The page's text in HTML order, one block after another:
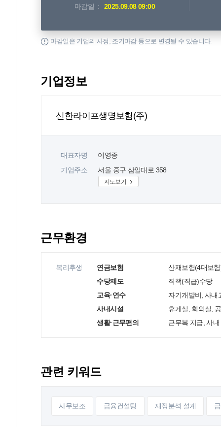
마감일 2025.09.08 09:00
마감일은 기업의 사정, 조기마감 등으로 변경될 수 있습니다.
기업정보
신한라이프생명보험(주)
대표자명
이영종
기업주소
서울 중구 삼일대로 358
지도보기
근무환경
복리후생 연금보험
산재보험(4대보
수당제도
직책(직급)수당
교육·연수
자기개발비, 사내
사내시설
휴게실, 회의실,
생활·근무편의
근무복 지급, 사
관련 키워드
사무보조 금융컨설팅 재정분석.설계